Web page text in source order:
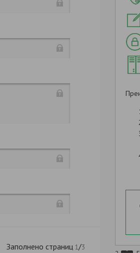
Заполнено страниц 1/3